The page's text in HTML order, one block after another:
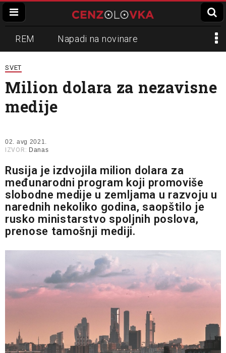
REM Napadi na novinare
Zvučni top
Propaganda Lokalni mediji
Informer
SVET
Milion dolara za nezavisne
medije
02. avg 2021.
IZVOR: Danas
Rusija je izdvojila milion dolara za
međunarodni program koji promoviše
slobodne medije u zemljama u razvoju u
narednih nekoliko godina, saopštilo je
rusko ministarstvo spoljnih poslova,
prenose tamošnji mediji.